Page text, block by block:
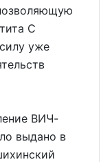
C
уже
ВИЧ-
выдано в